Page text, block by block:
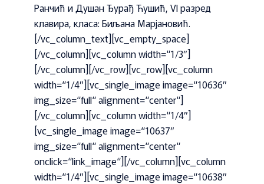
Ранчић и Душан Ђурађ Ћушић, VI разред
клавира, класа: Биљана Марјановић.
[/vc_column_text][vc_empty_space]
[/vc_column][vc_column width=“1/3″]
[/vc_column][/vc_row][vc_row][vc_column
width=“1/4″][vc_single_image image=“10636″
img_size=“full“ alignment=“center“]
[/vc_column][vc_column width=“1/4″]
[vc_single_image image=“10637″
img_size=“full“ alignment=“center“
onclick=“link_image“][/vc_column][vc_column
width=“1/4″][vc_single_image image=“10638″